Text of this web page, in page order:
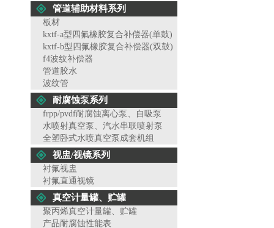
管道辅助材料系列
板材
kxtf-a型四氟橡胶复合补偿器(单鼓)
kxtf-b型四氟橡胶复合补偿器(双鼓)
f4波纹补偿器
管道胶水
波纹管
耐腐蚀泵系列
frpp/pvdf耐腐蚀离心泵、自吸泵
水喷射真空泵、汽水串联喷射泵
全塑卧式水喷真空泵成套机组
视盅/视镜系列
衬氟视盅
衬氟直通视镜
真空计量罐、贮罐
聚丙烯真空计量罐、贮罐
产品耐腐蚀性能表